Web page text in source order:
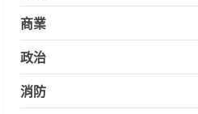
商業
政治
消防